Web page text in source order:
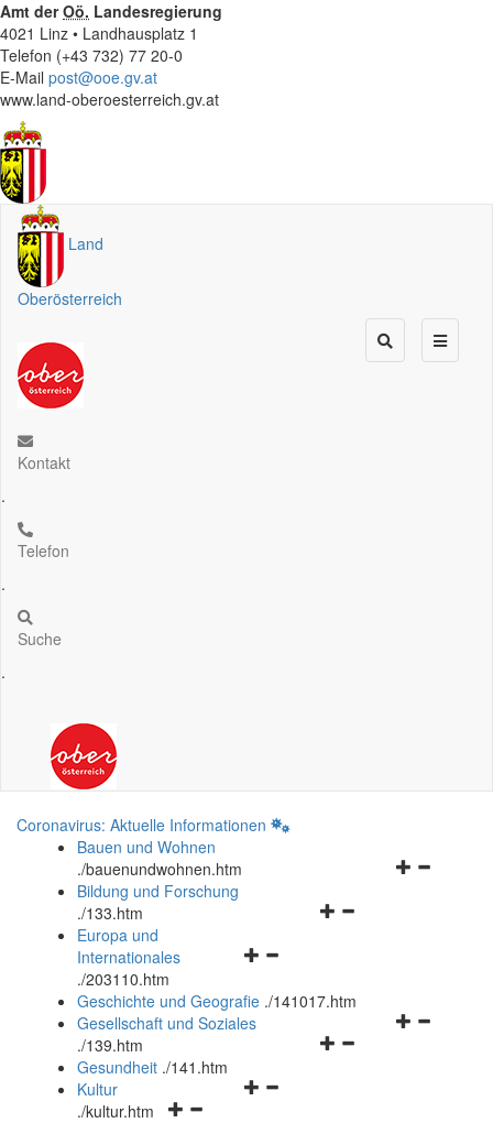
Amt derOö. Landesregierung
4021 Linz • Landhausplatz 1
Telefon (+43 732) 77 20-0
E-Mail post@ooe.gv.at
www.land-oberoesterreich.gv.at
Land
Oberösterreich
Kontakt
.
Telefon
.
Suche
.
Coronavirus: Aktuelle Informationen
Bauen und Wohnen
./bauenundwohnen.htm
Navigationsmenü
Bildung und Forschung
./133.htm
Navigationsmenü
und
schließen
Europa und
Internationales
./203110.htm
Geschichte und Geografie ./141017.htm
Navigationsmenü
Gesellschaft und Soziales
./139.htm
Navigationsmenü
Gesundheit ./141.htm
Navigationsmenü
Kultur
./kultur.htm